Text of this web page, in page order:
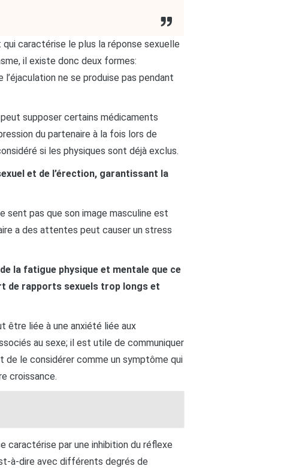
caractérise le plus la réponse sexuelle
il existe donc deux formes:
ne se produise pas pendant
supposer certains médicaments
du partenaire à la fois lors de
si les physiques sont déjà exclus.
et de l’érection, garantissant la
sent pas que son image masculine est
a des attentes peut causer un stress
la fatigue physique et mentale que ce
de rapports sexuels trop longs et
être liée à une anxiété liée aux
au sexe; il est utile de communiquer
de le considérer comme un symptôme qui
croissance.
caractérise par une inhibition du réflexe
à-dire avec différents degrés de